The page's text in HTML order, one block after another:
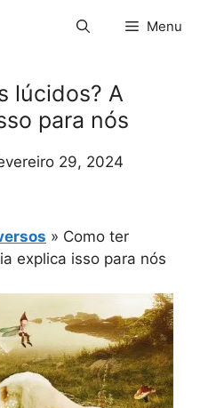
Menu
lúcidos? A
para nós
29, 2024
» Como ter
explica isso para nós